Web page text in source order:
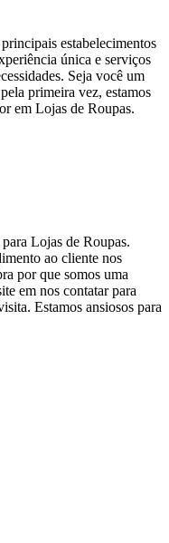
estabelecimentos
única e serviços
Seja você um
primeira vez, estamos
em Lojas de Roupas.
Lojas de Roupas.
ao cliente nos
por que somos uma
em nos contatar para
Estamos ansiosos para